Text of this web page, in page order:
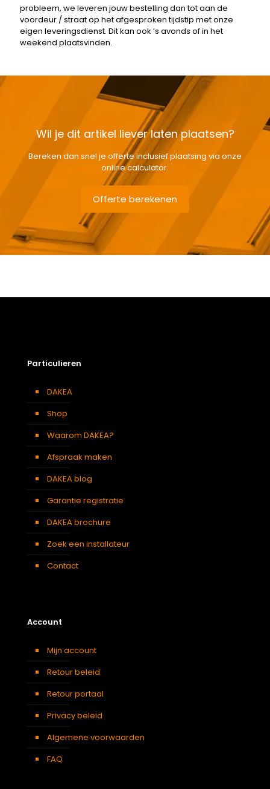
probleem, we leveren jouw bestelling dan tot aan de
voordeur / straat op het afgesproken tijdstip met onze
eigen leveringsdienst. Dit kan ook ‘s avonds of in het
weekend plaatsvinden.
Wil je dit artikel liever laten plaatsen?
Bereken dan snel je offerte inclusief plaatsing via onze
online calculator.
Offerte berekenen
Particulieren
DAKEA
Shop
Waarom DAKEA?
Afspraak maken
DAKEA blog
Garantie registratie
DAKEA brochure
Zoek een installateur
Contact
Account
Mijn account
Retour beleid
Retour portaal
Privacy beleid
Algemene voorwaarden
FAQ